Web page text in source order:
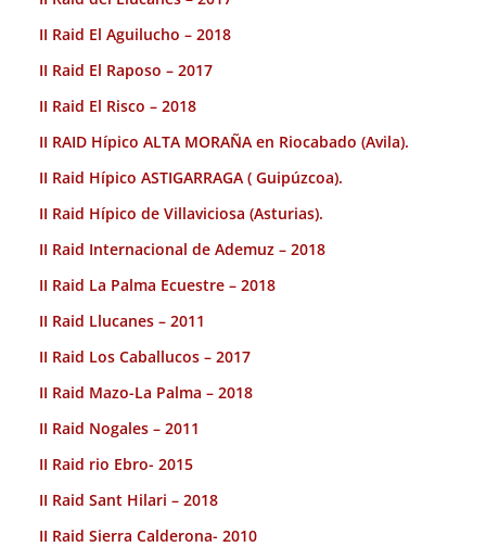
II Raid El Aguilucho – 2018
II Raid El Raposo – 2017
II Raid El Risco – 2018
II RAID Hípico ALTA MORAÑA en Riocabado (Avila).
II Raid Hípico ASTIGARRAGA ( Guipúzcoa).
II Raid Hípico de Villaviciosa (Asturias).
II Raid Internacional de Ademuz – 2018
II Raid La Palma Ecuestre – 2018
II Raid Llucanes – 2011
II Raid Los Caballucos – 2017
II Raid Mazo-La Palma – 2018
II Raid Nogales – 2011
II Raid rio Ebro- 2015
II Raid Sant Hilari – 2018
II Raid Sierra Calderona- 2010